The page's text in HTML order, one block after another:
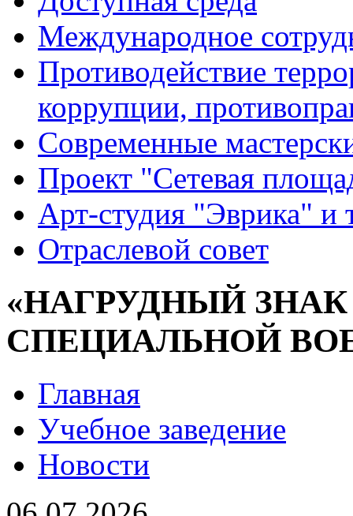
Международное
Противодействие
коррупции,
Современные
Проект "Сетевая
Арт-студия "Эврика" и
Отраслевой совет
«НАГРУДНЫЙ
СПЕЦИАЛЬНОЙ
Главная
Учебное заведение
Новости